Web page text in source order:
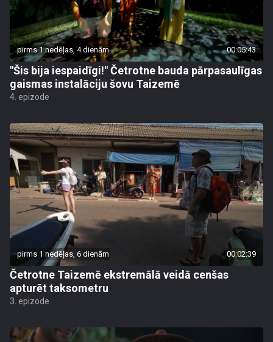
pirms 1 nedēļas, 4 dienām 00:05:43
"Šis bija iespaidīgi!" Četrotne bauda pārpasaulīgas
gaismas instalāciju šovu Taizemē
4. epizode
pirms 1 nedēļas, 6 dienām 00:02:39
Četrotne Taizemē ekstremālā veidā cenšas
apturēt taksometru
3. epizode